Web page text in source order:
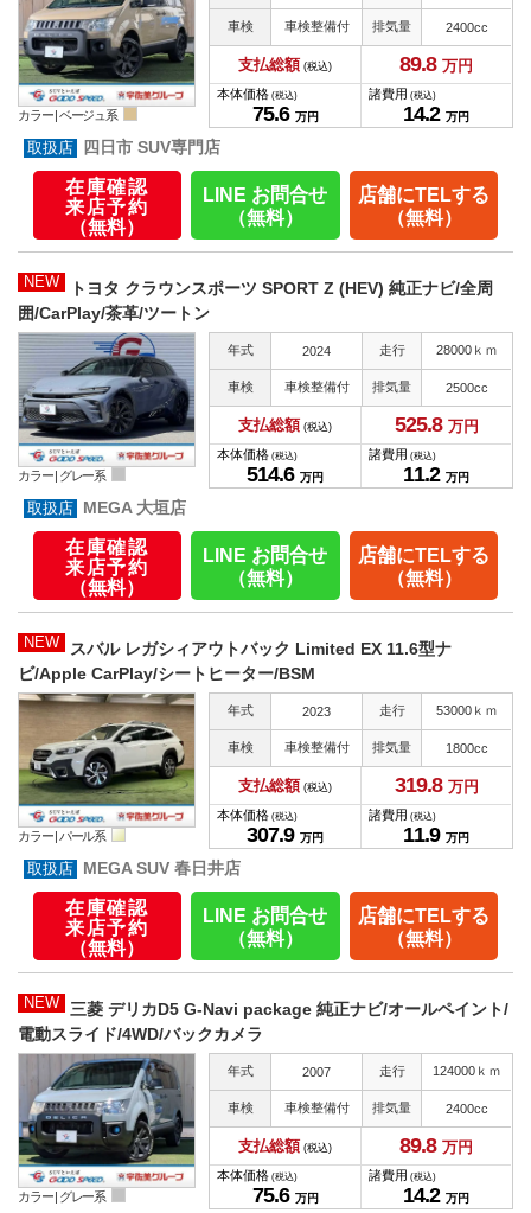
カラー |ベージュ系
車検 車検整備付 排気量 2400cc
支払総額 (税込) 89.8 万円
本体価格 (税込)
75.6 万円
諸費用 (税込)
14.2 万円
四日市 SUV専門店
在庫確認
来店予約
（無料）
LINE お問合せ
（無料）
店舗にTELする
（無料）
NEW
トヨタ クラウンスポーツ SPORT Z (HEV) 純正ナビ/全周
囲/CarPlay/茶革/ツートン
カラー | グレー系
年式 2024 走行 28000ｋｍ
車検 車検整備付 排気量 2500cc
支払総額 (税込) 525.8 万円
本体価格 (税込)
514.6 万円
諸費用 (税込)
11.2 万円
MEGA 大垣店
在庫確認
来店予約
（無料）
LINE お問合せ
（無料）
店舗にTELする
（無料）
NEW
スバル レガシィアウトバック Limited EX 11.6型ナ
ビ/Apple CarPlay/シートヒーター/BSM
カラー | パール系
年式 2023 走行 53000ｋｍ
車検 車検整備付 排気量 1800cc
支払総額 (税込) 319.8 万円
本体価格 (税込)
307.9 万円
諸費用 (税込)
11.9 万円
MEGA SUV 春日井店
在庫確認
来店予約
（無料）
LINE お問合せ
（無料）
店舗にTELする
（無料）
NEW
三菱 デリカD5 G-Navi package 純正ナビ/オールペイント/
電動スライド/4WD/バックカメラ
カラー | グレー系
年式 2007 走行 124000ｋｍ
車検 車検整備付 排気量 2400cc
支払総額 (税込) 89.8 万円
本体価格 (税込)
75.6 万円
諸費用 (税込)
14.2 万円